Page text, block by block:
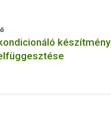
készítmény